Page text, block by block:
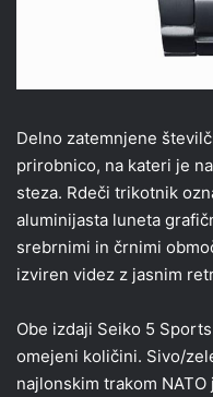
Delno zatemnjene
prirobnico, na kateri je
steza. Rdeči trikotnik
aluminijasta luneta
srebrnimi in črnimi
izviren videz z jasnim
Obe izdaji Seiko 5
omejeni količini. Sivo/
najlonskim trakom